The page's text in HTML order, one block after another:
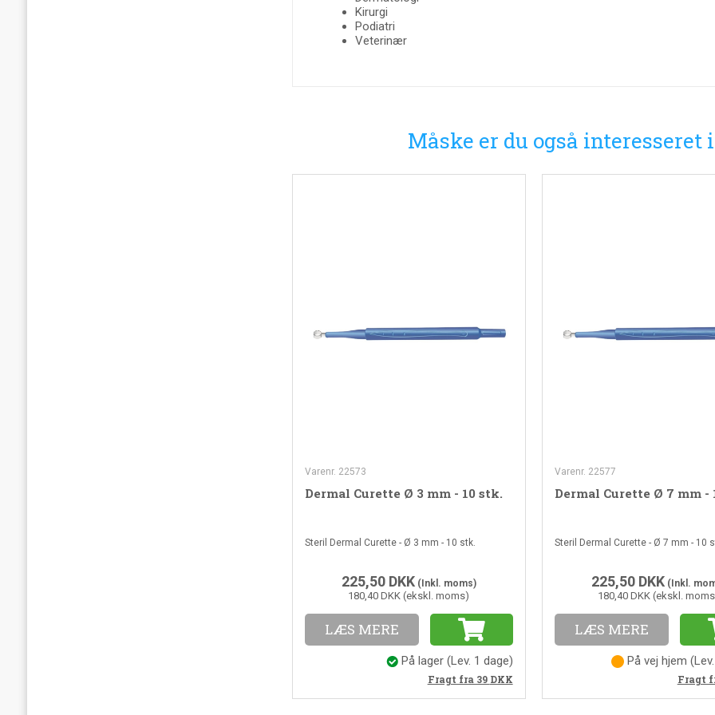
Kirurgi
Podiatri
Veterinær
Måske er du også
Varenr. 22573
Dermal Curette Ø 3 mm - 10 stk.
Steril Dermal Curette - Ø 3 mm - 10 stk.
225,50 DKK(Inkl. moms)
180,40 DKK (ekskl. moms)
LÆS MERE
På lager (Lev. 1 dage)
Fragt fra 39 DKK
Varenr. 22577
Dermal Curette Ø 7 mm -
Steril Dermal Curette - Ø 7 mm - 10
225,50 DKK(Inkl.
180,40 DKK (ekskl.
LÆS MERE
På vej hjem
Fragt